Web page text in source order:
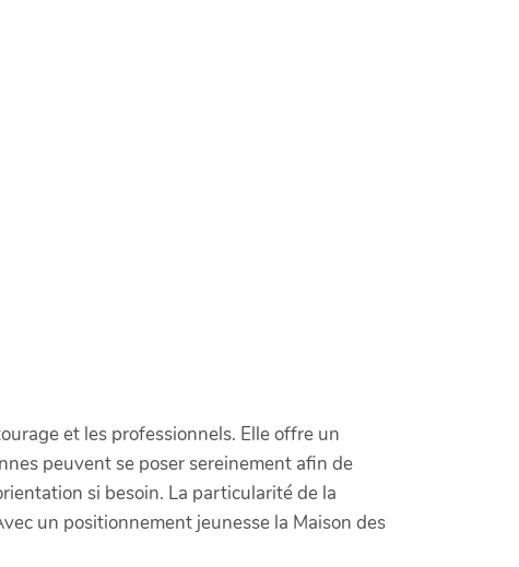
et les professionnels. Elle offre un
peuvent se poser sereinement afin de
si besoin. La particularité de la
un positionnement jeunesse la Maison des